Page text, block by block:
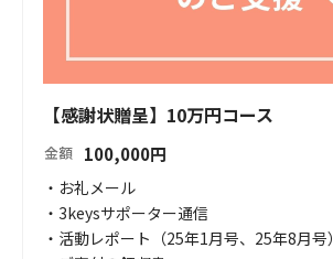
【感謝状贈呈】10万円コース
金額 100,000円
・お礼メール
・3keysサポーター通信
・活動レポート（25年1月号、25年8月号）